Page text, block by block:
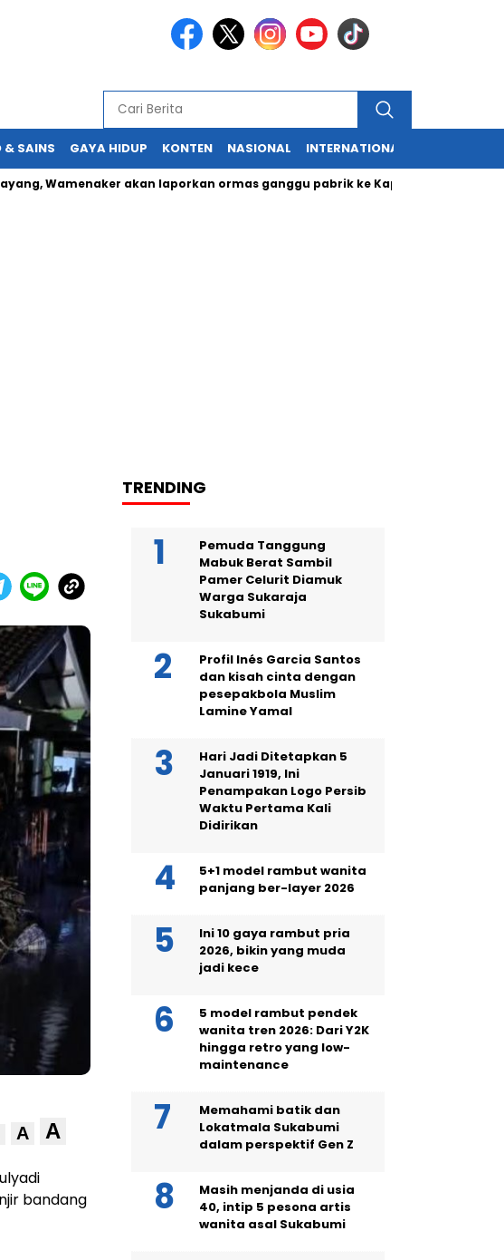
& SAINS GAYA HIDUP KONTEN NASIONAL INTERNATIONAL
akan laporkan ormas ganggu pabrik ke Kapolri
A A
bandang
TRENDING
Pemuda Tanggung
Mabuk Berat Sambil
Pamer Celurit Diamuk
Warga Sukaraja
Sukabumi
Profil Inés Garcia Santos
dan kisah cinta dengan
pesepakbola Muslim
Lamine Yamal
Hari Jadi Ditetapkan 5
Januari 1919, Ini
Penampakan Logo Persib
Waktu Pertama Kali
Didirikan
5+1 model rambut wanita
panjang ber-layer 2026
Ini 10 gaya rambut pria
2026, bikin yang muda
jadi kece
5 model rambut pendek
wanita tren 2026: Dari Y2K
hingga retro yang low-
maintenance
Memahami batik dan
Lokatmala Sukabumi
dalam perspektif Gen Z
Masih menjanda di usia
40, intip 5 pesona artis
wanita asal Sukabumi